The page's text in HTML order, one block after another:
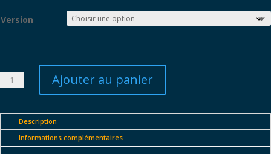
prix :
10,00 €
Version
quantité
de
-
Les
Ajouter au panier
Description
Informations complémentaires